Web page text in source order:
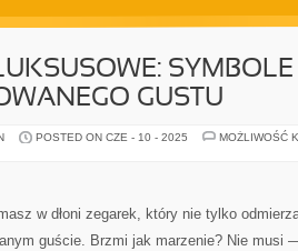
GUSTU
POSTED ON CZE - 10 - 2025
MOŻLIWOŚĆ
w dłoni zegarek, który nie tylko
guście. Brzmi jak marzenie? Nie musi